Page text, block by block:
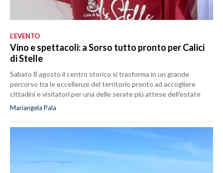
L’EVENTO
Vino e spettacoli: a Sorso tutto pronto per Calici
di Stelle
Sabato 8 agosto il centro storico si trasforma in un grande
percorso tra le eccellenze del territorio pronto ad accogliere
cittadini e visitatori per una delle serate più attese dell’estate
Mariangela Pala